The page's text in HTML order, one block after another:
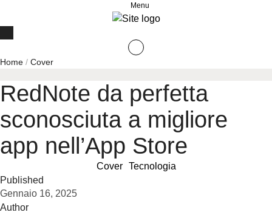
Menu
Home / Cover
RedNote da perfetta
sconosciuta a migliore
app nell’App Store
Cover
Tecnologia
Published
Gennaio 16, 2025
Author